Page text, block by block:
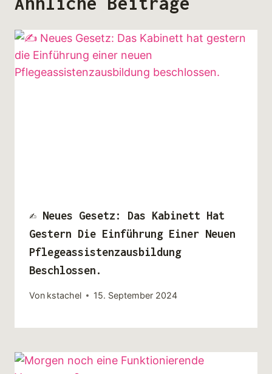
✍ Neues Gesetz: Das Kabinett Hat
Gestern Die Einführung Einer Neuen
Pflegeassistenzausbildung
Beschlossen.
Von kstachel 15. September 2024